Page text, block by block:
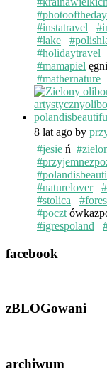
#photooftheday
#instatravel
#lake
#holidaytravel
#mamapiel
#mathernature
8 lat ago by
#jesie ń
#naturelover
#stolica
#poczt
#igrespoland
facebook
zBLOGowani
archiwum